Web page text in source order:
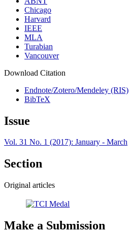
Chicago
Harvard
IEEE
MLA
Turabian
Vancouver
Download Citation
Endnote/Zotero/Mendeley (RIS)
BibTeX
Issue
Vol. 31 No. 1 (2017): January - March
Section
Original articles
Make a Submission